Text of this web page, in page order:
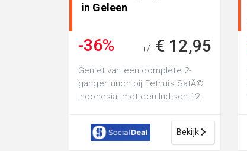
in Geleen
-36% +/- € 12,95
Geniet van een complete 2-
gangenlunch bij Eethuis SatÃ©
Indonesia: met een Indisch 12-
bolletje ij...
Bekijk